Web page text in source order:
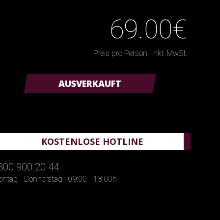
69.00€
Preis pro Person. Inkl. MwSt.
AUSVERKAUFT
KOSTENLOSE HOTLINE
900 20 44
- Donnerstag | 09:00 - 18:00h